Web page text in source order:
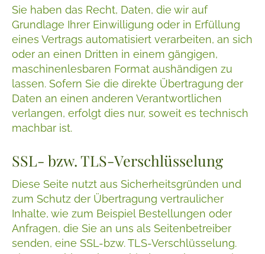
Sie haben das Recht, Daten, die wir auf
Grundlage Ihrer Einwilligung oder in Erfüllung
eines Vertrags automatisiert verarbeiten, an sich
oder an einen Dritten in einem gängigen,
maschinenlesbaren Format aushändigen zu
lassen. Sofern Sie die direkte Übertragung der
Daten an einen anderen Verantwortlichen
verlangen, erfolgt dies nur, soweit es technisch
machbar ist.
SSL- bzw. TLS-Verschlüsselung
Diese Seite nutzt aus Sicherheitsgründen und
zum Schutz der Übertragung vertraulicher
Inhalte, wie zum Beispiel Bestellungen oder
Anfragen, die Sie an uns als Seitenbetreiber
senden, eine SSL-bzw. TLS-Verschlüsselung.